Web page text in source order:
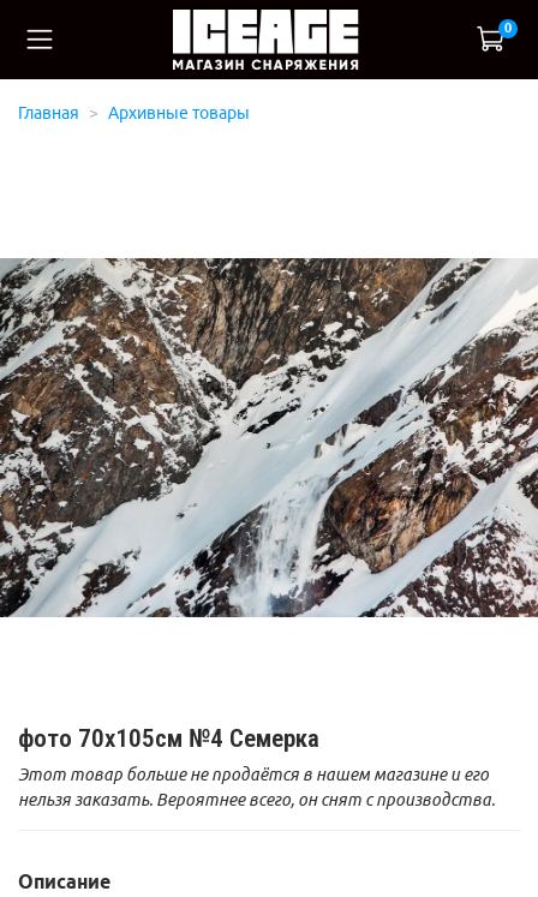
0
Главная Архивные товары
фото 70x105см №4 Семерка
Этот товар больше не продаётся в нашем магазине и его
нельзя заказать. Вероятнее всего, он снят с производства.
Описание